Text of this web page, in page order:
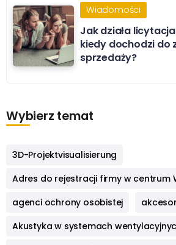
Wiadomości
Jak działa
kiedy dochodzi do
sprzedaży?
Wybierz temat
3D-Projektvisualisierung
Adres do rejestracji firmy w centrum
agenci ochrony osobistej
Akustyka w systemach